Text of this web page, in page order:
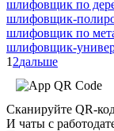
шлифовщик по
шлифовщик-
шлифовщик по
шлифовщик-
1 2дальше
Сканируйте QR-
И чаты с